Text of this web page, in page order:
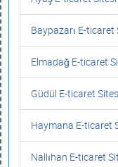
Baypazarı E-
Elmadağ E-ticaret
Güdül E-ticaret
Haymana E-ticaret
Nallıhan E-ticaret